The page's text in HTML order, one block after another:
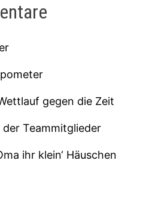
gegen die Zeit
Teammitglieder
ihr klein‘ Häuschen